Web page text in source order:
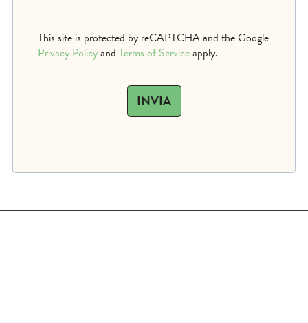
This site is protected by reCAPTCHA and the Google
Privacy Policyand Terms of Serviceapply.
INVIA